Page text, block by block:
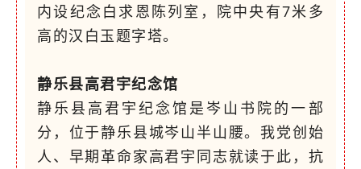
内设纪念白求恩陈列室，院中央有7米多
高的汉白玉题字塔。
静乐县高君宇纪念馆
静乐县高君宇纪念馆是岑山书院的一部
分，位于静乐县城岑山半山腰。我党创始
人、早期革命家高君宇同志就读于此，抗